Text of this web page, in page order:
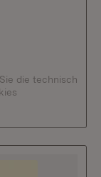
die technisch